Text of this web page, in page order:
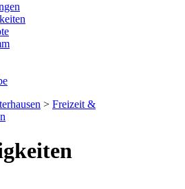
> Freizeit &